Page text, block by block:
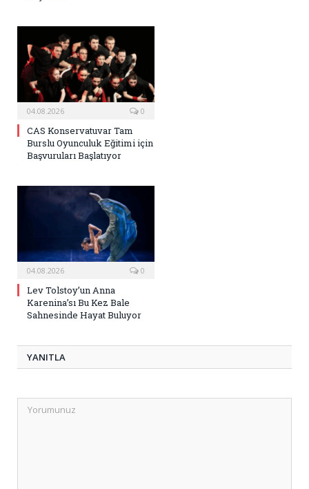
04.08.2026 0
CAS Konservatuvar Tam
Burslu Oyunculuk Eğitimi için
Başvuruları Başlatıyor
04.08.2026 0
Lev Tolstoy’un Anna
Karenina’sı Bu Kez Bale
Sahnesinde Hayat Buluyor
YANITLA